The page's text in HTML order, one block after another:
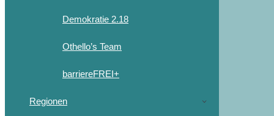
Demokratie 2.18
Othello’s Team
barriereFREI+
Regionen